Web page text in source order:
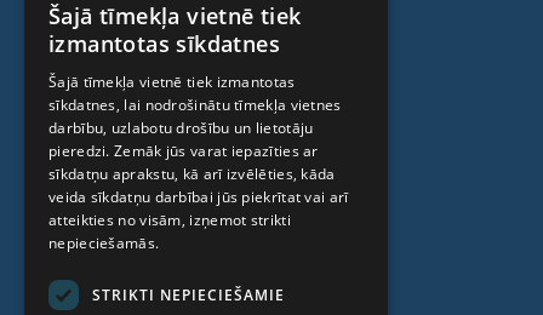
Anti-age speciālista konsultācija
Ambulatorais centrs
Cilmes šūnu centrs
PAR MUMS
Kas mēs esam
Cenas
LATVIAN
RUSSIAN
LITHUANIAN
NORWEGIAN
Šajā tīmekļa vietnē tiek
izmantotas sīkdatnes
Šajā tīmekļa vietnē tiek izmantotas
sīkdatnes, lai nodrošinātu tīmekļa vietnes
darbību, uzlabotu drošību un lietotāju
pieredzi. Zemāk jūs varat iepazīties ar
sīkdatņu aprakstu, kā arī izvēlēties, kāda
veida sīkdatņu darbībai jūs piekrītat vai arī
atteikties no visām, izņemot strikti
nepieciešamās.
STRIKTI NEPIECIEŠAMIE